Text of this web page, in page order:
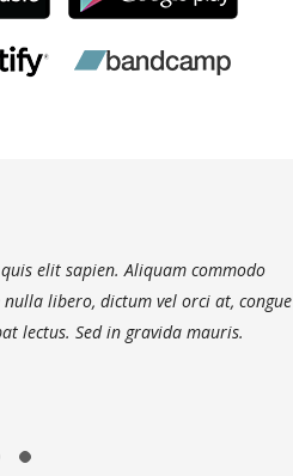
elit sapien. Aliquam commodo
libero, dictum vel orci at, congue
lectus. Sed in gravida mauris.